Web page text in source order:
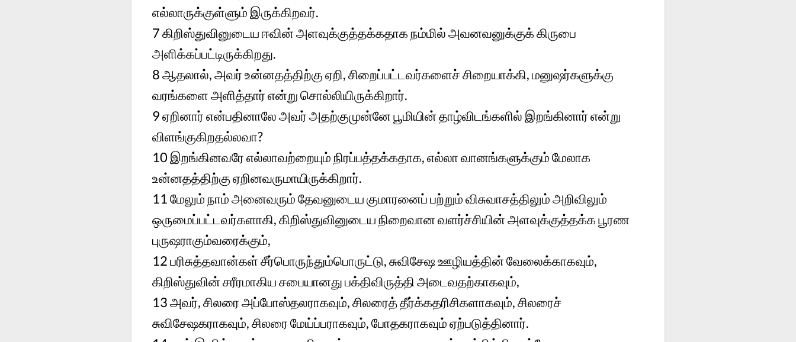
எல்லாருக்குள்ளும் இருக்கிறவர்.
7கிறிஸ்துவினுடைய ஈவின் அளவுக்குத்தக்கதாக நம்மில் அவனவனுக்குக் கிருபை
அளிக்கப்பட்டிருக்கிறது.
8ஆதலால், அவர் உன்னதத்திற்கு ஏறி, சிறைப்பட்டவர்களைச் சிறையாக்கி, மனுஷர்களுக்கு
வரங்களை அளித்தார் என்று சொல்லியிருக்கிறார்.
9ஏறினார் என்பதினாலே அவர் அதற்குமுன்னே பூமியின் தாழ்விடங்களில் இறங்கினார் என்று
விளங்குகிறதல்லவா?
10 இறங்கினவரே எல்லாவற்றையும் நிரப்பத்தக்கதாக, எல்லா வானங்களுக்கும் மேலாக
உன்னதத்திற்கு ஏறினவருமாயிருக்கிறார்.
11மேலும் நாம் அனைவரும் தேவனுடைய குமாரனைப் பற்றும் விசுவாசத்திலும் அறிவிலும்
ஒருமைப்பட்டவர்களாகி, கிறிஸ்துவினுடைய நிறைவான வளர்ச்சியின் அளவுக்குத்தக்க பூரண
புருஷராகும்வரைக்கும்,
12பரிசுத்தவான்கள் சீர்பொருந்தும்பொருட்டு, சுவிசேஷ ஊழியத்தின் வேலைக்காகவும்,
கிறிஸ்துவின் சரீரமாகிய சபையானது பக்திவிருத்தி அடைவதற்காகவும்,
13அவர், சிலரை அப்போஸ்தலராகவும், சிலரைத் தீர்க்கதரிசிகளாகவும், சிலரைச்
சுவிசேஷகராகவும், சிலரை மேய்ப்பராகவும், போதகராகவும் ஏற்படுத்தினார்.